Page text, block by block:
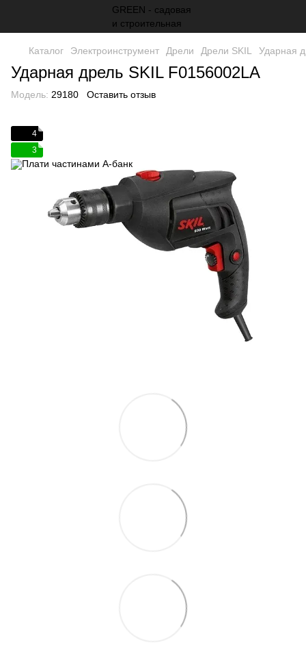
Каталог Электроинструмент Дрели Дрели SKIL Ударная
Ударная дрель SKIL F0156002LA
Модель: 29180 Оставить отзыв
4
3